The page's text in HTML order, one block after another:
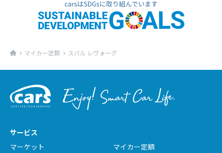
マイカー定額 スバル レヴォーグ
サービス
マーケット
マイカー定額